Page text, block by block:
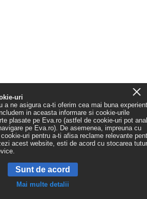
uri
a ne asigura ca-ti oferim cea mai buna
in aceasta informare si cookie-urile
plasate pe Eva.ro (astfel de cookie-uri pot
pe Eva.ro). De asemenea, impreuna cu
uri pentru a-ti afisa reclame relevante
acest website, esti de acord cu stocarea
Sunt de acord
Mai multe detalii